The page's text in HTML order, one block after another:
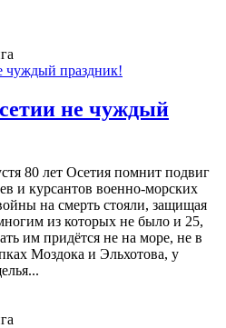
не чуждый
80 лет Осетия помнит подвиг
и курсантов военно-морских
на смерть стояли, защищая
из которых не было и 25,
им придётся не на море, не в
Моздока и Эльхотова, у